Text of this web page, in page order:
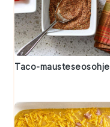
Taco-mausteseosohje